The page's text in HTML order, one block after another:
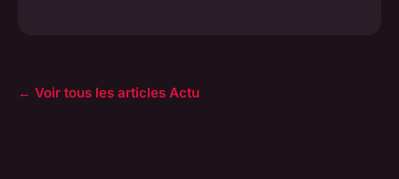
← Voir tous les articles Actu